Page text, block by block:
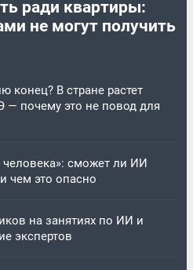
ради квартиры:
не могут получить
конец? В стране растет
— почему это не повод для
человека»: сможет ли ИИ
чем это опасно
на занятиях по ИИ и
экспертов